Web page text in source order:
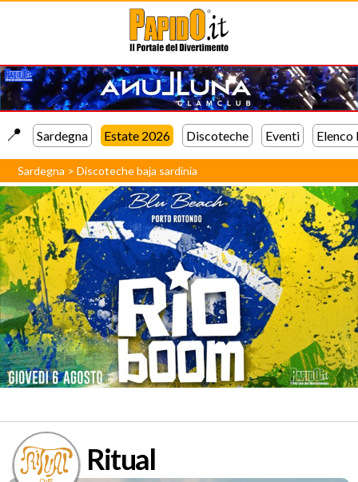
📍️ Sardegna Estate 2026 Discoteche Eventi Elenco
Sardegna >Discoteche baja sardinia
Ritual